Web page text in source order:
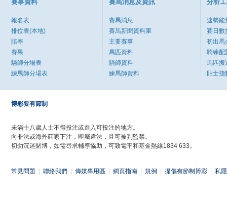
賽事資料
報名表
排位表(本地)
賠率
賽果
騎師分場表
練馬師分場表
賽馬消息及資訊
賽馬消息
賽馬新聞資料庫
主要賽事
馬匹資料
騎師資料
練馬師資料
分析
速勢能
賽日數
初出馬
騎練配
馬匹搬
貼士指
博彩要有節制
未滿十八歲人士不得投注或進入可投注的地方。
向非法或海外莊家下注，即屬違法，且可被判監禁。
切勿沉迷賭博，如需尋求輔導協助，可致電平和基金熱線1834 633。
常見問題 聯絡我們 傳媒專用區 網頁指南 規例 提倡有節制博彩 私